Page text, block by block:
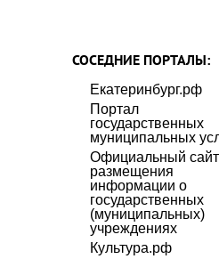
СОСЕДНИЕ ПОРТАЛЫ:
Екатеринбург.рф
Портал
государственных
муниципальных
Официальный
размещения
информации о
государственных
(муниципальных)
учреждениях
Культура.рф